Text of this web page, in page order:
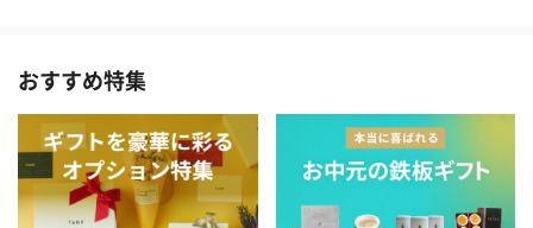
おすすめ特集